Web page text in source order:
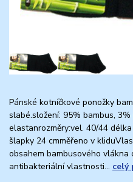
Pánské kotníčkové ponožky
slabé.složení: 95% bambus,
elastanrozměry:vel. 40/44
šlapky 24 cmměřeno v
obsahem bambusového vlákna
antibakteriální vlastnosti... celý